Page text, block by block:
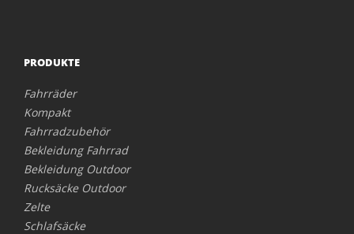
PRODUKTE
Fahrräder
Kompakt
Fahrradzubehör
Bekleidung Fahrrad
Bekleidung Outdoor
Rucksäcke Outdoor
Zelte
Schlafsäcke